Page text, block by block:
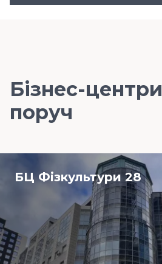
Бізнес-центри
поруч
БЦ Фізкультури 28